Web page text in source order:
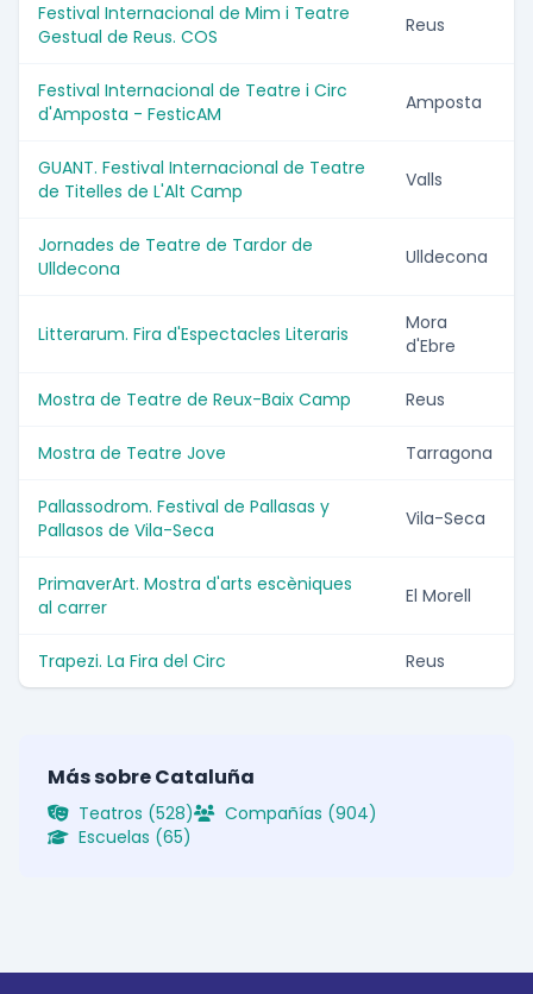
Festival Internacional de Mim i Teatre
Gestual de Reus. COS
Reus
Festival Internacional de Teatre i Circ
d'Amposta - FesticAM
Amposta
GUANT. Festival Internacional de Teatre
de Titelles de L'Alt Camp
Valls
Jornades de Teatre de Tardor de
Ulldecona
Ulldecona
Litterarum. Fira d'Espectacles Literaris
Mora
d'Ebre
Mostra de Teatre de Reux-Baix Camp Reus
Mostra de Teatre Jove Tarragona
Pallassodrom. Festival de Pallasas y
Pallasos de Vila-Seca
Vila-Seca
PrimaverArt. Mostra d'arts escèniques
al carrer
El Morell
Trapezi. La Fira del Circ Reus
Más sobre Cataluña
Teatros (528)
Compañías (904)
Escuelas (65)